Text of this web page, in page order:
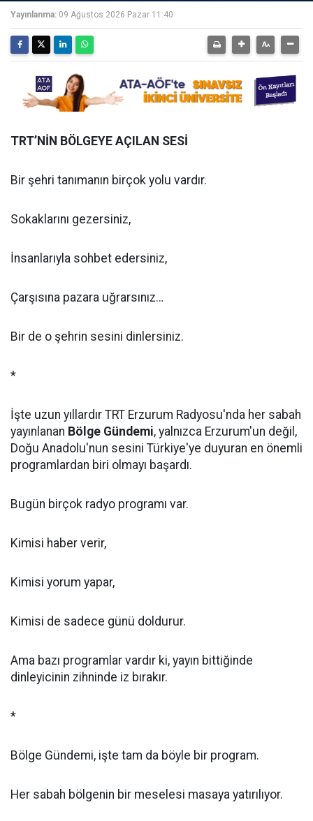
Yayınlanma: 09 Ağustos 2026 Pazar 11:40
TRT’NİN BÖLGEYE AÇILAN SESİ
Bir şehri tanımanın birçok yolu vardır.
Sokaklarını gezersiniz,
İnsanlarıyla sohbet edersiniz,
Çarşısına pazara uğrarsınız…
Bir de o şehrin sesini dinlersiniz.
*
İşte uzun yıllardır TRT Erzurum Radyosu'nda her sabah
yayınlanan Bölge Gündemi, yalnızca Erzurum'un değil,
Doğu Anadolu'nun sesini Türkiye'ye duyuran en önemli
programlardan biri olmayı başardı.
Bugün birçok radyo programı var.
Kimisi haber verir,
Kimisi yorum yapar,
Kimisi de sadece günü doldurur.
Ama bazı programlar vardır ki, yayın bittiğinde
dinleyicinin zihninde iz bırakır.
*
Bölge Gündemi, işte tam da böyle bir program.
Her sabah bölgenin bir meselesi masaya yatırılıyor.